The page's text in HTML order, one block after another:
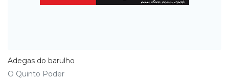
Adegas do barulho
O Quinto Poder